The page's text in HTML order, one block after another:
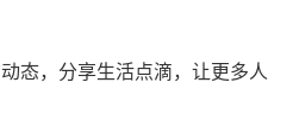
态，分享生活点滴，让更多人